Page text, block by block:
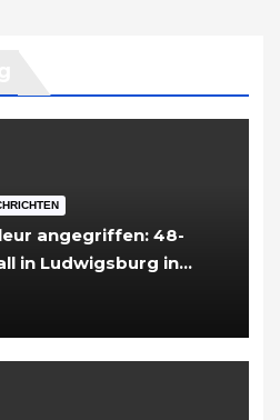
angegriffen: 48-
in Ludwigsburg in